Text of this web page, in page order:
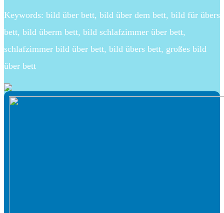
Keywords: bild über bett, bild über dem bett, bild für übers
bett, bild überm bett, bild schlafzimmer über bett,
schlafzimmer bild über bett, bild übers bett, großes bild
über bett